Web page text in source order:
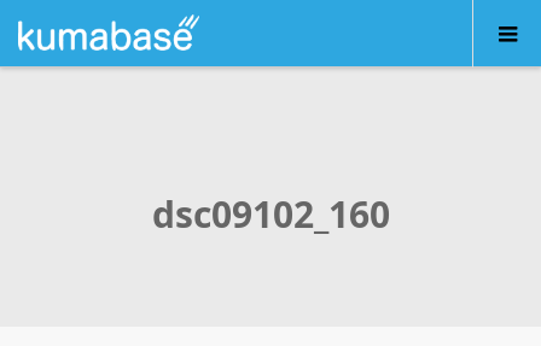
dsc09102_160